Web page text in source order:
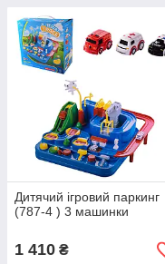
Дитячий ігровий паркинг
(787-4 ) 3 машинки
1 410 ₴